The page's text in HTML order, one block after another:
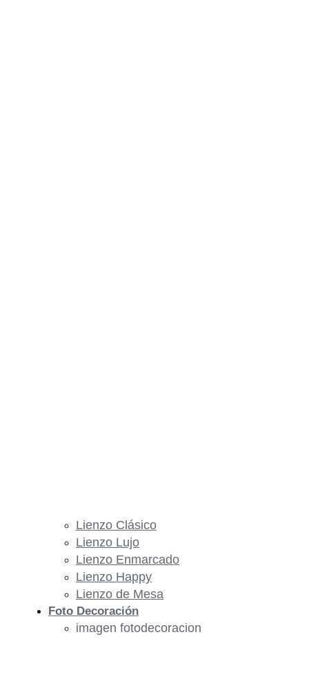
Lienzo Clásico
Lienzo Lujo
Lienzo Enmarcado
Lienzo Happy
Lienzo de Mesa
Foto Decoración
imagen fotodecoracion